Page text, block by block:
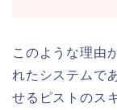
このような理由
れたシステムで
せるピストのス